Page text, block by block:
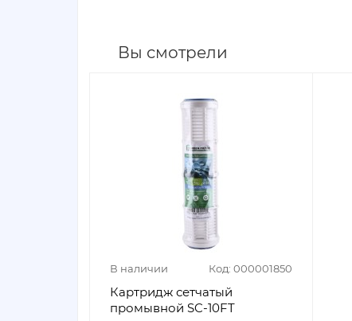
Вы смотрели
В наличии Код: 000001850
Картридж сетчатый
промывной SC-10FT